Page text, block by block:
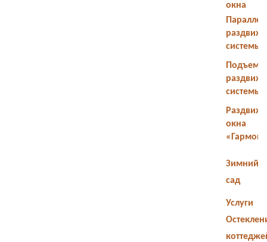
окна
системы
системы
окна
Зимний
сад
Услуги